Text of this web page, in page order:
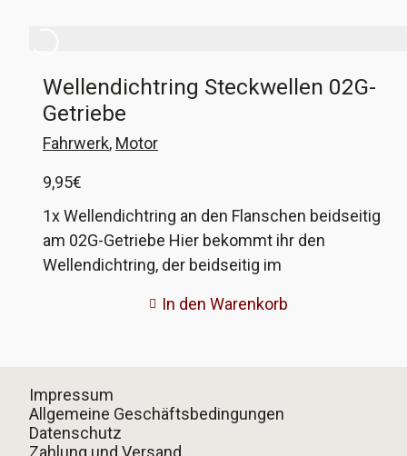
Wellendichtring Steckwellen 02G-
Getriebe
Fahrwerk, Motor
9,95€
1x Wellendichtring an den Flanschen beidseitig
am 02G-Getriebe Hier bekommt ihr den
Wellendichtring, der beidseitig im
Antriebswelle links oder hinter der Steckwelle
Tausch mit an. Unser Dichtring ist von Corteco,
also Erstausrüsterqualität. VW-
Vergleichsnummer: 02F 301 189A
In den Warenkorb
Impressum
Allgemeine Geschäftsbedingungen
Datenschutz
Zahlung und Versand